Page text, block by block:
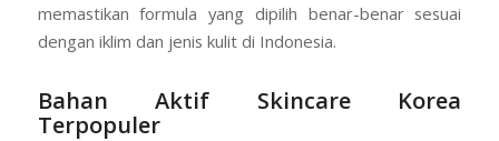
memastikan formula yang dipilih benar-benar sesuai
dengan iklim dan jenis kulit di Indonesia.
Bahan Aktif Skincare Korea
Terpopuler